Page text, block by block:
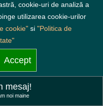
Fb
cookie-uri de analiză a
utilizarea cookie-urilor
cookie" si "Politica de
Accept
mesaj!
noi maine